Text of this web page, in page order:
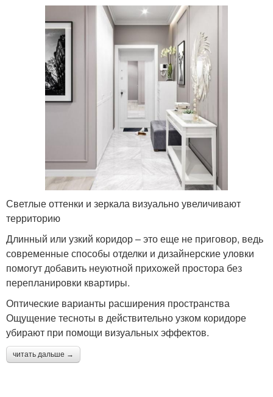
Светлые оттенки и зеркала визуально увеличивают
территорию
Длинный или узкий коридор – это еще не приговор, ведь
современные способы отделки и дизайнерские уловки
помогут добавить неуютной прихожей простора без
перепланировки квартиры.
Оптические варианты расширения пространства
Ощущение тесноты в действительно узком коридоре
убирают при помощи визуальных эффектов.
читать дальше →